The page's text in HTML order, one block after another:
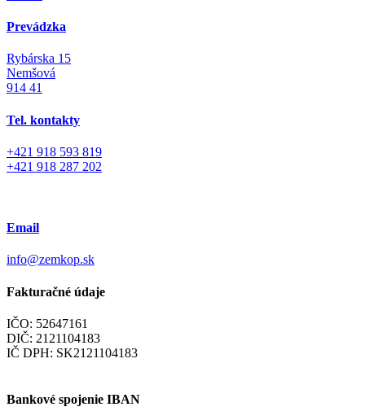
Prevádzka
Rybárska 15
Nemšová
914 41
Tel. kontakty
+421 918 593 819
+421 918 287 202
Email
info@zemkop.sk
Fakturačné údaje
IČO: 52647161
DIČ: 2121104183
IČ DPH: SK2121104183
Bankové spojenie IBAN